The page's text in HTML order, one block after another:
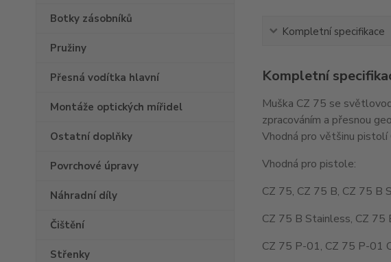
Botky zásobníků
Pružiny
Přesná vodítka hlavní
Montáže optických mířidel
Ostatní doplňky
Povrchové úpravy
Náhradní díly
Čištění
Střenky
Kompletní specifikace
Kompletní
Muška CZ 75 se
zpracováním a přesnou
Vhodná pro většinu pistolí
Vhodná pro pistole:
CZ 75, CZ 75 B, CZ 75 B
CZ 75 B Stainless, CZ 75
CZ 75 P-01, CZ 75 P-01